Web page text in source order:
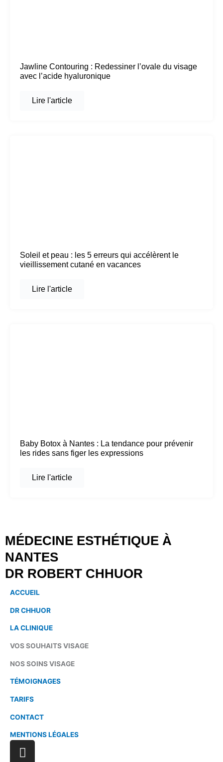
Jawline Contouring : Redessiner l’ovale du visage
avec l’acide hyaluronique
Lire l'article
Soleil et peau : les 5 erreurs qui accélèrent le
vieillissement cutané en vacances
Lire l'article
Baby Botox à Nantes : La tendance pour prévenir
les rides sans figer les expressions
Lire l'article
MÉDECINE ESTHÉTIQUE À
NANTES
DR ROBERT CHHUOR
ACCUEIL
DR CHHUOR
LA CLINIQUE
VOS SOUHAITS VISAGE
NOS SOINS VISAGE
TÉMOIGNAGES
TARIFS
CONTACT
MENTIONS LÉGALES
Instagram
Linkedin
Tiktok
Facebook-
f
Google